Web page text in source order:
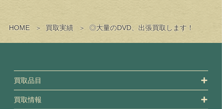
HOME 買取実績 ◎大量のDVD、出張買取します！
買取品目
買取情報